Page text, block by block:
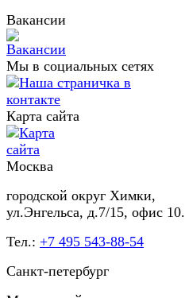
Вакансии
Мы в социальных сетях
Карта сайта
Москва
городской округ Химки,
ул.Энгельса, д.7/15, офис 10.
Тел.: +7 495 543-88-54
Санкт-петербург